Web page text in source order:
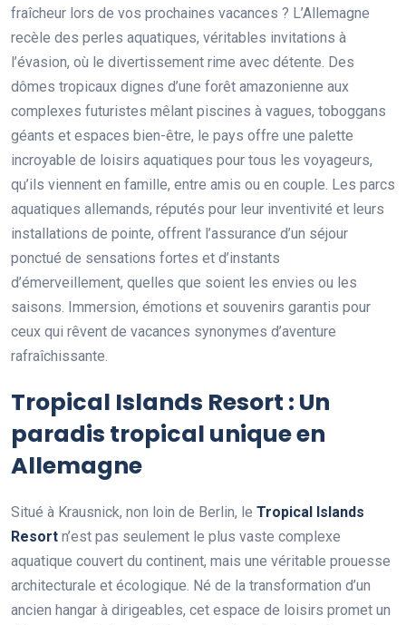
fraîcheur lors de vos prochaines vacances ? L’Allemagne
recèle des perles aquatiques, véritables invitations à
l’évasion, où le divertissement rime avec détente. Des
dômes tropicaux dignes d’une forêt amazonienne aux
complexes futuristes mêlant piscines à vagues, toboggans
géants et espaces bien-être, le pays offre une palette
incroyable de loisirs aquatiques pour tous les voyageurs,
qu’ils viennent en famille, entre amis ou en couple. Les parcs
aquatiques allemands, réputés pour leur inventivité et leurs
installations de pointe, offrent l’assurance d’un séjour
ponctué de sensations fortes et d’instants
d’émerveillement, quelles que soient les envies ou les
saisons. Immersion, émotions et souvenirs garantis pour
ceux qui rêvent de vacances synonymes d’aventure
rafraîchissante.
Tropical Islands Resort : Un
paradis tropical unique en
Allemagne
Situé à Krausnick, non loin de Berlin, le Tropical Islands
Resort n’est pas seulement le plus vaste complexe
aquatique couvert du continent, mais une véritable prouesse
architecturale et écologique. Né de la transformation d’un
ancien hangar à dirigeables, cet espace de loisirs promet un